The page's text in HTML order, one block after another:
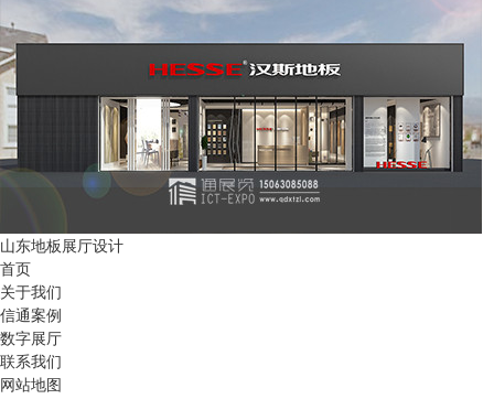
山东地板展厅设计
首页
关于我们
信通案例
数字展厅
联系我们
网站地图